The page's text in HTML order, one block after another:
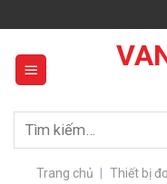
to
content
Tìm
Trang chủ Thiết bị đo